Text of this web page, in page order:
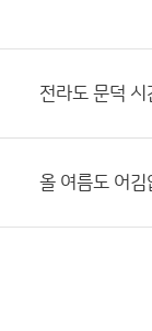
전라도 문덕
올 여름도 어김